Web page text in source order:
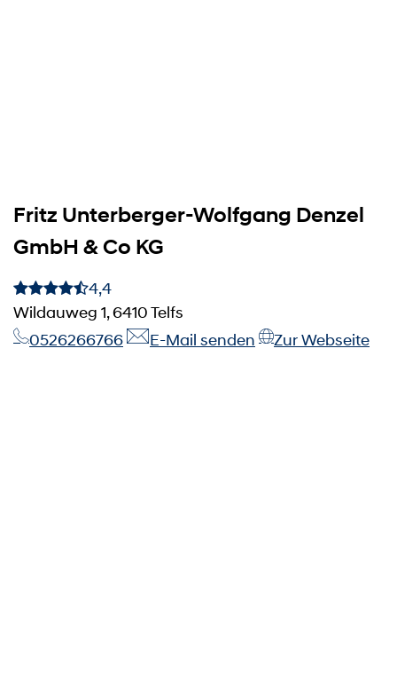
Fritz Unterberger-Wolfgang Denzel
GmbH & Co KG
4,4
Wildauweg 1, 6410 Telfs
0526266766
E-Mail senden Zur Webseite